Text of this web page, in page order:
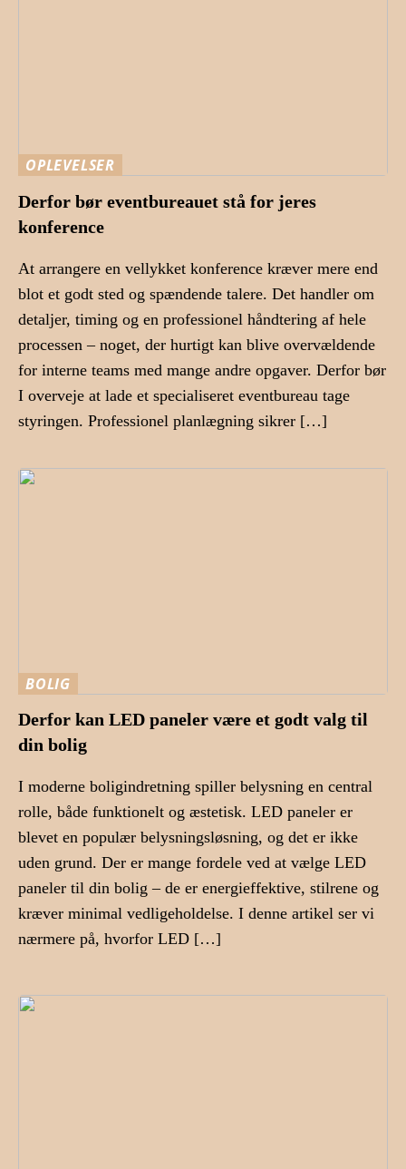
OPLEVELSER
Derfor bør eventbureauet stå for jeres
konference
At arrangere en vellykket konference kræver mere end
blot et godt sted og spændende talere. Det handler om
detaljer, timing og en professionel håndtering af hele
processen – noget, der hurtigt kan blive overvældende
for interne teams med mange andre opgaver. Derfor bør
I overveje at lade et specialiseret eventbureau tage
styringen. Professionel planlægning sikrer […]
BOLIG
Derfor kan LED paneler være et godt valg til
din bolig
I moderne boligindretning spiller belysning en central
rolle, både funktionelt og æstetisk. LED paneler er
blevet en populær belysningsløsning, og det er ikke
uden grund. Der er mange fordele ved at vælge LED
paneler til din bolig – de er energieffektive, stilrene og
kræver minimal vedligeholdelse. I denne artikel ser vi
nærmere på, hvorfor LED […]